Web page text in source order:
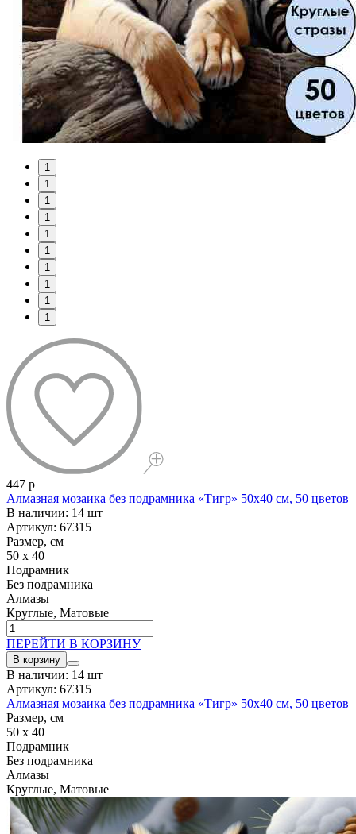
1
1
1
1
1
1
1
1
1
1
447 р
Алмазная мозаика без подрамника «Тигр» 50x40 см, 50 цветов
В наличии: 14 шт
Артикул: 67315
Размер, см
50 x 40
Подрамник
Без подрамника
Алмазы
Круглые, Матовые
ПЕРЕЙТИ В КОРЗИНУ
В корзину
В наличии: 14 шт
Артикул: 67315
Алмазная мозаика без подрамника «Тигр» 50x40 см, 50 цветов
Размер, см
50 x 40
Подрамник
Без подрамника
Алмазы
Круглые, Матовые